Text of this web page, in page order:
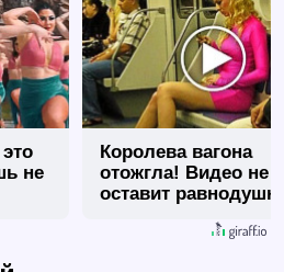
не
Королева вагона
отожгла! Видео не
оставит